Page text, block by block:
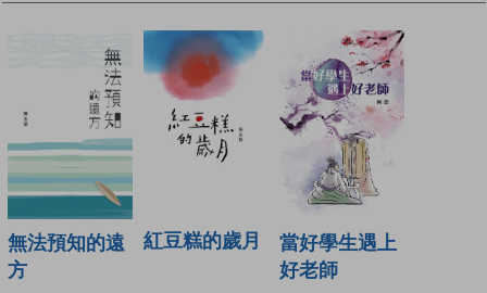
無法預知的遠
方
紅豆糕的歲月
當好學生遇上
好老師